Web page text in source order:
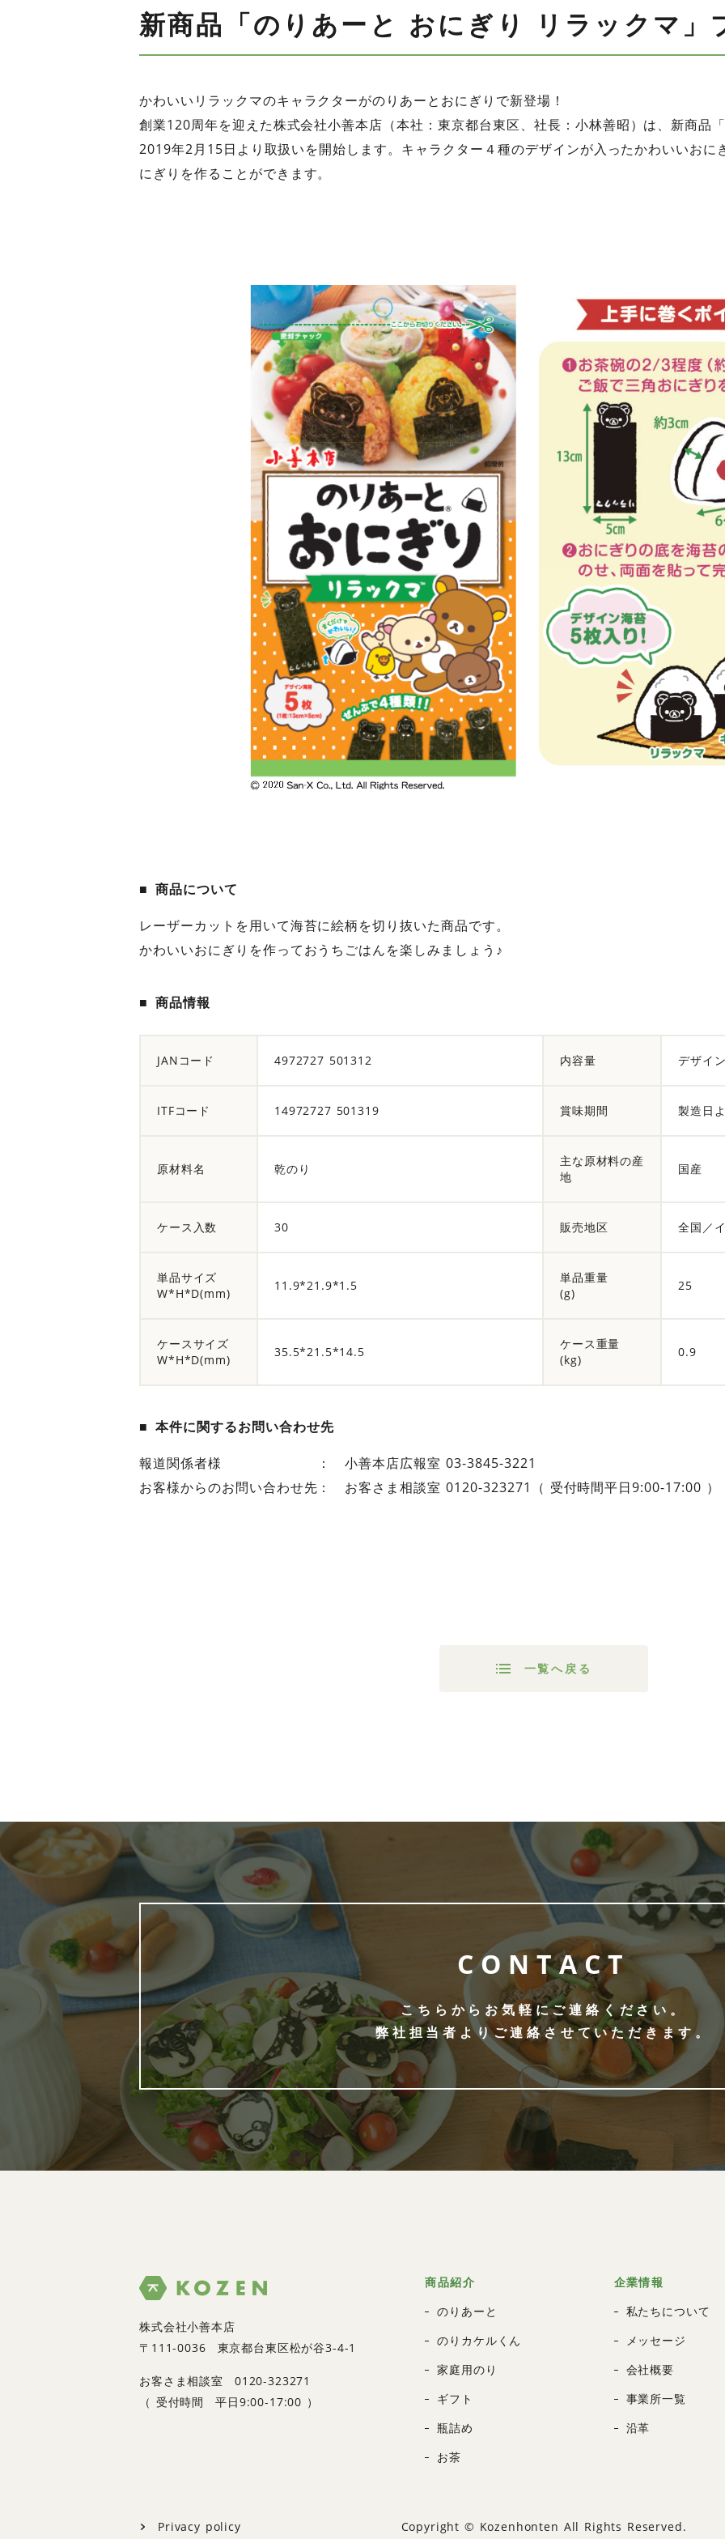
新商品「のりあーと おにぎり リラックマ」
かわいいリラックマのキャラクターがのりあーとおにぎりで新登場！
創業120周年を迎えた株式会社小善本店（本社：東京都台東区、社長：小林善昭）は、新商品
2019年2月15日より取扱いを開始します。キャラクター４種のデザインが入ったかわいいおに
レーザーカットを用いて海苔に絵柄を切り抜いた商品です。
かわいいおにぎりを作っておうちごはんを楽しみましょう♪
JANコード 4972727 501312 内容量 デザイ
ITFコード 14972727 501319 賞味期間 製造日
原材料名 乾のり
主な原材料の産
地
国産
ケース入数 30 販売地区 全国／
単品サイズ
W*H*D(mm)
11.9*21.9*1.5
単品重量
(g)
25
ケースサイズ
W*H*D(mm)
35.5*21.5*14.5
ケース重量
(kg)
0.9
本件に関するお問い合わせ先
報道関係者様 ： 小善本店広報室 03-3845-3221
お客様からのお問い合わせ先： お客さま相談室 0120-323271（ 受付時間平日9:00-17:00 ）
一覧へ戻る
CONTACT
こちらからお気軽にご連絡ください。
弊社担当者よりご連絡させていただきます。
株式会社小善本店
〒111-0036
東京都台東区松が谷3-4-1
お客さま相談室
0120-323271
（ 受付時間 平日9:00-17:00 ）
商品紹介
のりあーと
のりカケルくん
家庭用のり
ギフト
瓶詰め
お茶
企業情報
私たちについて
メッセージ
会社概要
事業所一覧
沿革
Privacy policy Copyright © Kozenhonten All Rights Reserved.